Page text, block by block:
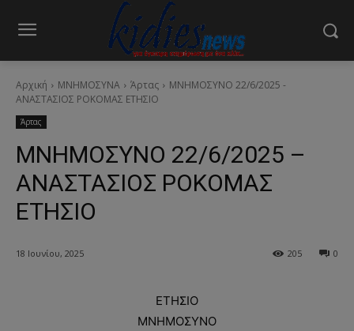
Αρχική ΜΝΗΜΟΣΥΝΑ Άρτας
ΜΝΗΜΟΣΥΝΟ 22/6/2025 -
ΑΝΑΣΤΑΣΙΟΣ ΡΟΚΟΜΑΣ ΕΤΗΣΙΟ
Άρτας
ΜΝΗΜΟΣΥΝΟ 22/6/2025 –
ΑΝΑΣΤΑΣΙΟΣ ΡΟΚΟΜΑΣ
ΕΤΗΣΙΟ
18 Ιουνίου, 2025 0
205
ΕΤΗΣΙΟ
ΜΝΗΜΟΣΥΝΟ